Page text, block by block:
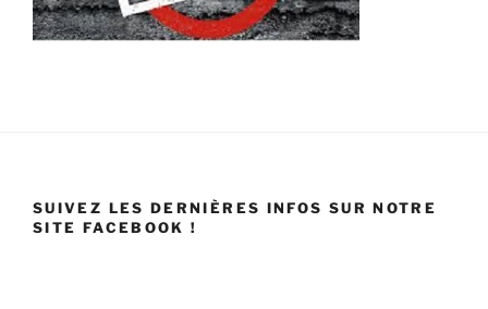
SUIVEZ LES DERNIÈRES INFOS SUR NOTRE
SITE FACEBOOK !